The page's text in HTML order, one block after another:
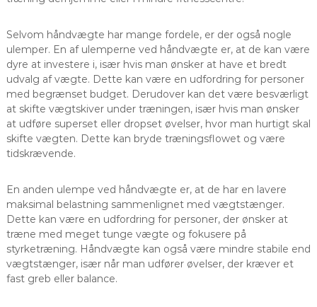
Selvom håndvægte har mange fordele, er der også nogle
ulemper. En af ulemperne ved håndvægte er, at de kan være
dyre at investere i, især hvis man ønsker at have et bredt
udvalg af vægte. Dette kan være en udfordring for personer
med begrænset budget. Derudover kan det være besværligt
at skifte vægtskiver under træningen, især hvis man ønsker
at udføre superset eller dropset øvelser, hvor man hurtigt skal
skifte vægten. Dette kan bryde træningsflowet og være
tidskrævende.
En anden ulempe ved håndvægte er, at de har en lavere
maksimal belastning sammenlignet med vægtstænger.
Dette kan være en udfordring for personer, der ønsker at
træne med meget tunge vægte og fokusere på
styrketræning. Håndvægte kan også være mindre stabile end
vægtstænger, især når man udfører øvelser, der kræver et
fast greb eller balance.